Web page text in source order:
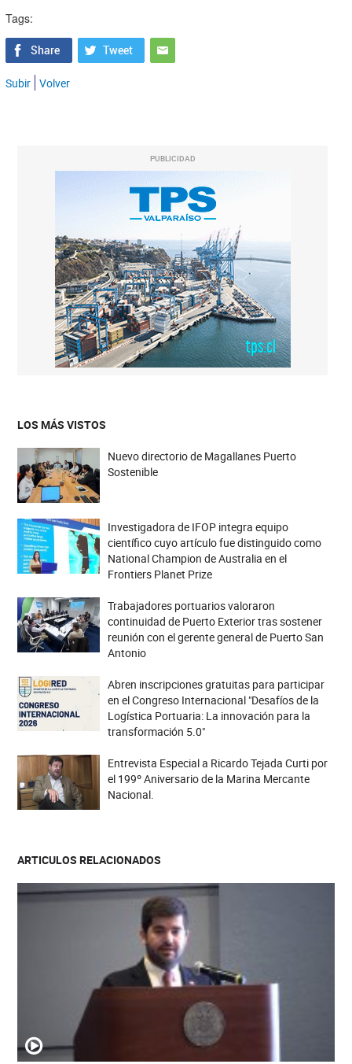
Tags:
Subir Volver
PUBLICIDAD
LOS MÁS VISTOS
Nuevo directorio de Magallanes Puerto
Sostenible
Investigadora de IFOP integra equipo
científico cuyo artículo fue distinguido como
National Champion de Australia en el
Frontiers Planet Prize
Trabajadores portuarios valoraron
continuidad de Puerto Exterior tras sostener
reunión con el gerente general de Puerto San
Antonio
Abren inscripciones gratuitas para participar
en el Congreso Internacional "Desafíos de la
Logística Portuaria: La innovación para la
transformación 5.0"
Entrevista Especial a Ricardo Tejada Curti por
el 199º Aniversario de la Marina Mercante
Nacional.
ARTICULOS RELACIONADOS